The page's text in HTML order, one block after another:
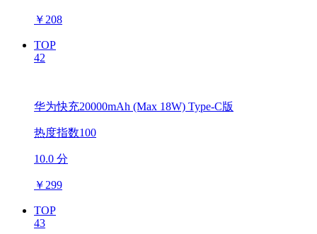
￥ 208
TOP
42
华为快充20000mAh (Max 18W) Type-C版
热度指数100
10.0 分
￥ 299
TOP
43